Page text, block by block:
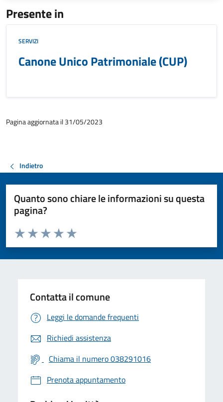
Presente in
SERVIZI
Canone Unico Patrimoniale (CUP)
Pagina aggiornata il 31/05/2023
Indietro
Quanto sono chiare le informazioni su questa
pagina?
Valuta da 1 a 5 stelle la pagina
Valuta 5 stelle su 5
Valuta 4 stelle su 5
Valuta 3 stelle su 5
Valuta 2 stelle su 5
Valuta 1 stelle su 5
Contatta il comune
Leggi le domande frequenti
Richiedi assistenza
Chiama il numero 038291016
Prenota appuntamento